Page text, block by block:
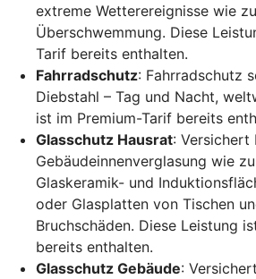
extreme Wetterereignisse wie
Überschwemmung. Diese
Tarif bereits enthalten.
Fahrradschutz: Fahrradschutz
Diebstahl – Tag und Nacht,
ist im Premium-Tarif bereits
Glasschutz Hausrat: Versichert
Gebäudeinnenverglasung wie
Glaskeramik- und
oder Glasplatten von Tischen
Bruchschäden. Diese Leistung
bereits enthalten.
Glasschutz Gebäude: